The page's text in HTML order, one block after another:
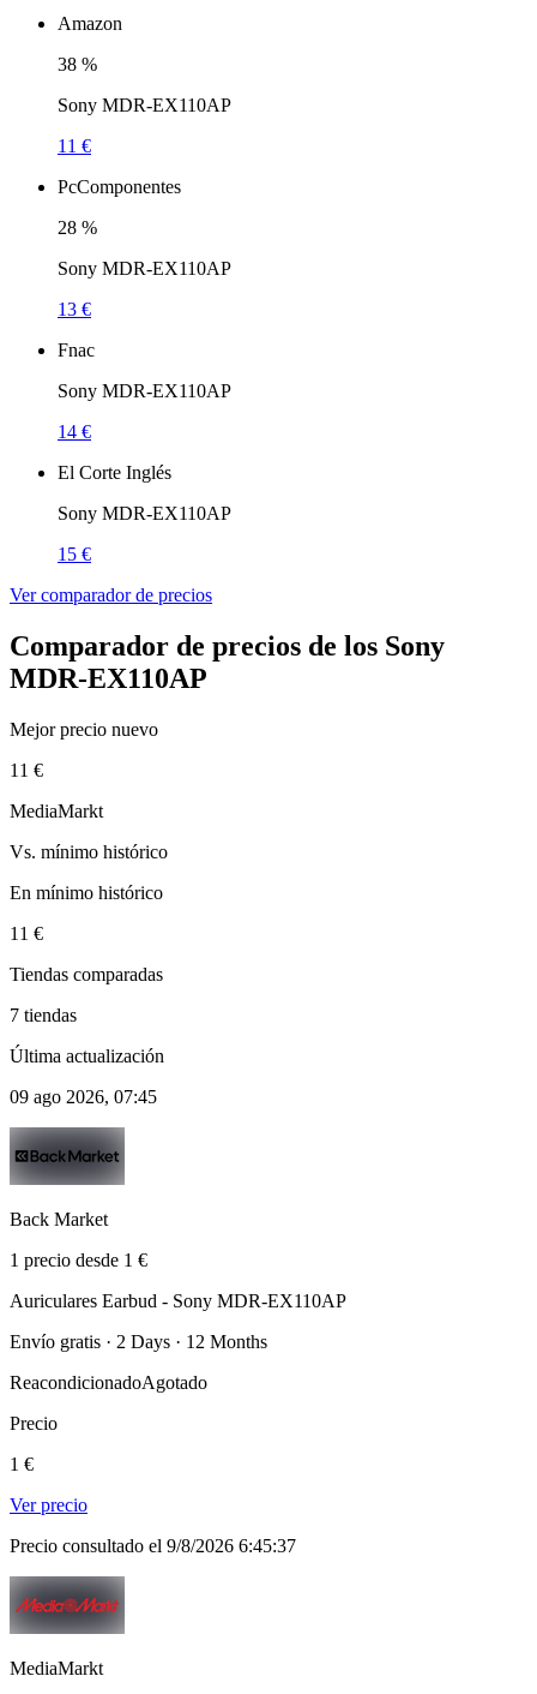
Amazon
38 %
Sony MDR-EX110AP
11 €
PcComponentes
28 %
Sony MDR-EX110AP
13 €
Fnac
Sony MDR-EX110AP
14 €
El Corte Inglés
Sony MDR-EX110AP
15 €
Ver comparador de precios
Comparador de precios de los Sony
MDR-EX110AP
Mejor precio nuevo
11 €
MediaMarkt
Vs. mínimo histórico
En mínimo histórico
11 €
Tiendas comparadas
7 tiendas
Última actualización
09 ago 2026, 07:45
Back Market
1 precio desde 1 €
Auriculares Earbud - Sony MDR-EX110AP
Envío gratis · 2 Days · 12 Months
ReacondicionadoAgotado
Precio
1 €
Ver precio
Precio consultado el 9/8/2026 6:45:37
MediaMarkt